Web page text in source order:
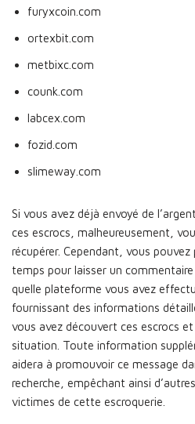
furyxcoin.com
ortexbit.com
metbixc.com
counk.com
labcex.com
fozid.com
slimeway.com
Si vous avez déjà envoyé de
ces escrocs, malheureusement,
récupérer. Cependant, vous
temps pour laisser un
quelle plateforme vous avez
fournissant des informations
vous avez découvert ces escrocs
situation. Toute information
aidera à promouvoir ce message
recherche, empêchant ainsi
victimes de cette escroquerie.